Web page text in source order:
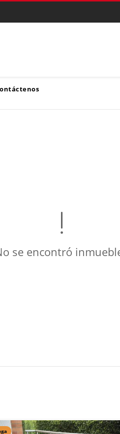
se encontró